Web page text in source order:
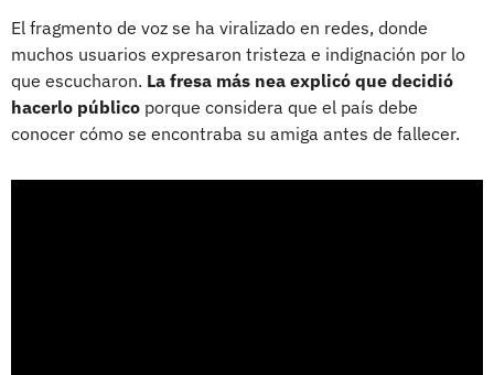
El fragmento de voz se ha viralizado en redes, donde
muchos usuarios expresaron tristeza e indignación por lo
que escucharon. La fresa más nea explicó que decidió
hacerlo público porque considera que el país debe
conocer cómo se encontraba su amiga antes de fallecer.